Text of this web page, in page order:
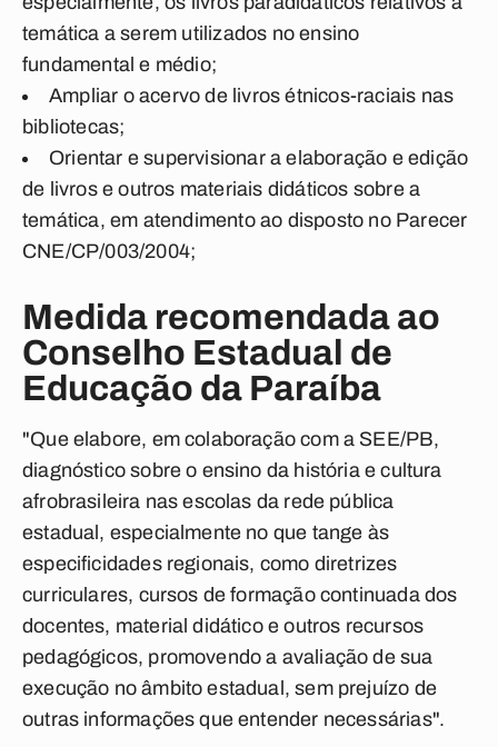
temática a serem utilizados no ensino
fundamental e médio;
Ampliar o acervo de livros étnicos-raciais nas
bibliotecas;
Orientar e supervisionar a elaboração e edição
de livros e outros materiais didáticos sobre a
temática, em atendimento ao disposto no Parecer
CNE/CP/003/2004;
Medida recomendada ao
Conselho Estadual de
Educação da Paraíba
"Que elabore, em colaboração com a SEE/PB,
diagnóstico sobre o ensino da história e cultura
afrobrasileira nas escolas da rede pública
estadual, especialmente no que tange às
especificidades regionais, como diretrizes
curriculares, cursos de formação continuada dos
docentes, material didático e outros recursos
pedagógicos, promovendo a avaliação de sua
execução no âmbito estadual, sem prejuízo de
outras informações que entender necessárias".